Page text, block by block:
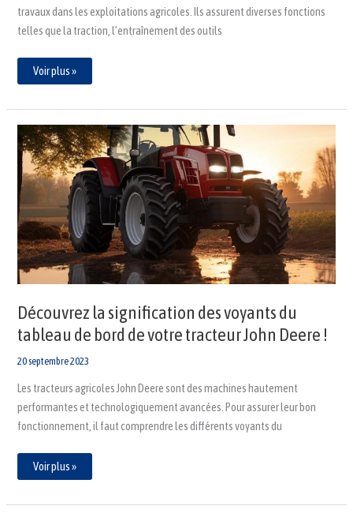
travaux dans les exploitations agricoles. Ils assurent diverses fonctions
telles que la traction, l’entraînement des outils
Voir plus »
Découvrez la signification des voyants du
tableau de bord de votre tracteur John Deere !
20 septembre 2023
Les tracteurs agricoles John Deere sont des machines hautement
performantes et technologiquement avancées. Pour assurer leur bon
fonctionnement, il faut comprendre les différents voyants du
Découvrez
la
signification
des
voyants
du
de
bord
de
votre
tracteur
John
Deere
!
Voir plus »